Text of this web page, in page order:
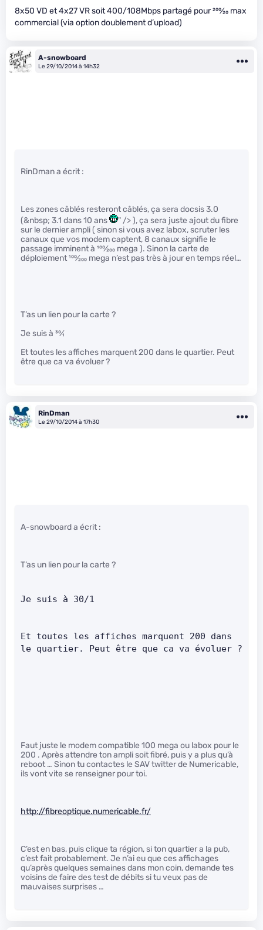
8x50 VD et 4x27 VR soit 400/108Mbps partagé pour200⁄20 max
commercial (via option doublement d’upload)
A-snowboard
Le 29/10/2014 à 14h32
RinDman a écrit :
Les zones câblés resteront câblés, ça sera docsis 3.0
(&nbsp; 3.1 dans 10 ans
" /> ), ça sera juste ajout du fibre
sur le dernier ampli ( sinon si vous avez labox, scruter les
canaux que vos modem captent, 8 canaux signifie le
passage imminent à 100⁄200 mega ). Sinon la carte de
déploiement100⁄200 mega n’est pas très à jour en temps réel…
T’as un lien pour la carte ?
Je suis à 30⁄1
Et toutes les affiches marquent 200 dans le quartier. Peut
être que ca va évoluer ?
RinDman
Le 29/10/2014 à 17h30
A-snowboard a écrit :
T’as un lien pour la carte ?
Je suis à 30/1
Et toutes les affiches marquent 200 dans
le quartier. Peut être que ca va évoluer ?
Faut juste le modem compatible 100 mega ou labox pour le
200 . Après attendre ton ampli soit fibré, puis y a plus qu’à
reboot … Sinon tu contactes le SAV twitter de Numericable,
ils vont vite se renseigner pour toi.
http://fibreoptique.numericable.fr/
C’est en bas, puis clique ta région, si ton quartier a la pub,
c’est fait probablement. Je n’ai eu que ces affichages
qu’après quelques semaines dans mon coin, demande tes
voisins de faire des test de débits si tu veux pas de
mauvaises surprises …